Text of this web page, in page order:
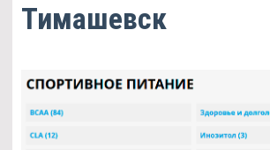
Тимашевск